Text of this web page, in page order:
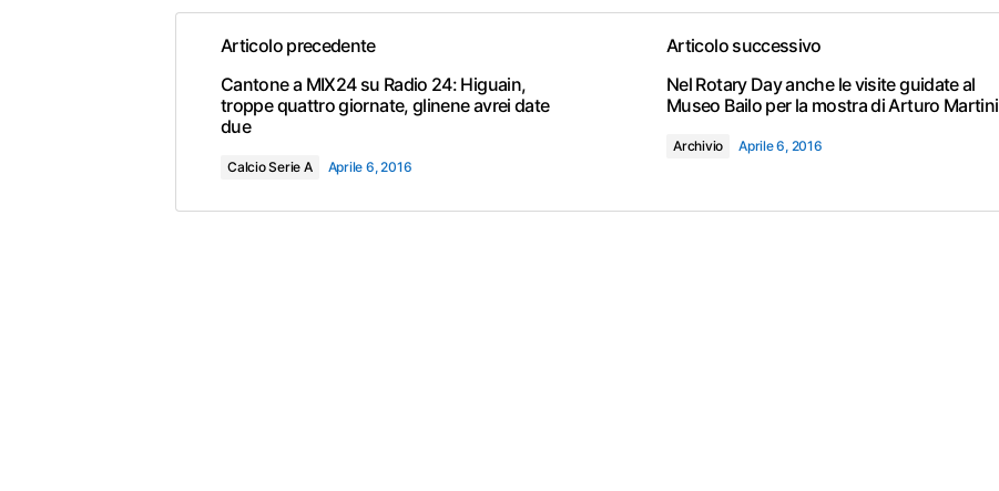
Articolo precedente
Cantone a MIX24 su Radio 24: Higuain,
troppe quattro giornate, glinene avrei date
due
Calcio Serie A Aprile 6, 2016
Articolo successivo
Nel Rotary Day anche le visite guidate al
Museo Bailo per la mostra di Arturo Martini
Archivio Aprile 6, 2016